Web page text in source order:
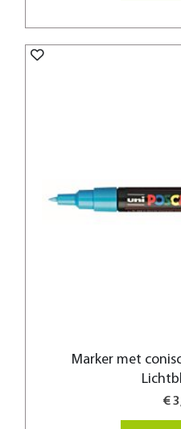
Marker met
€